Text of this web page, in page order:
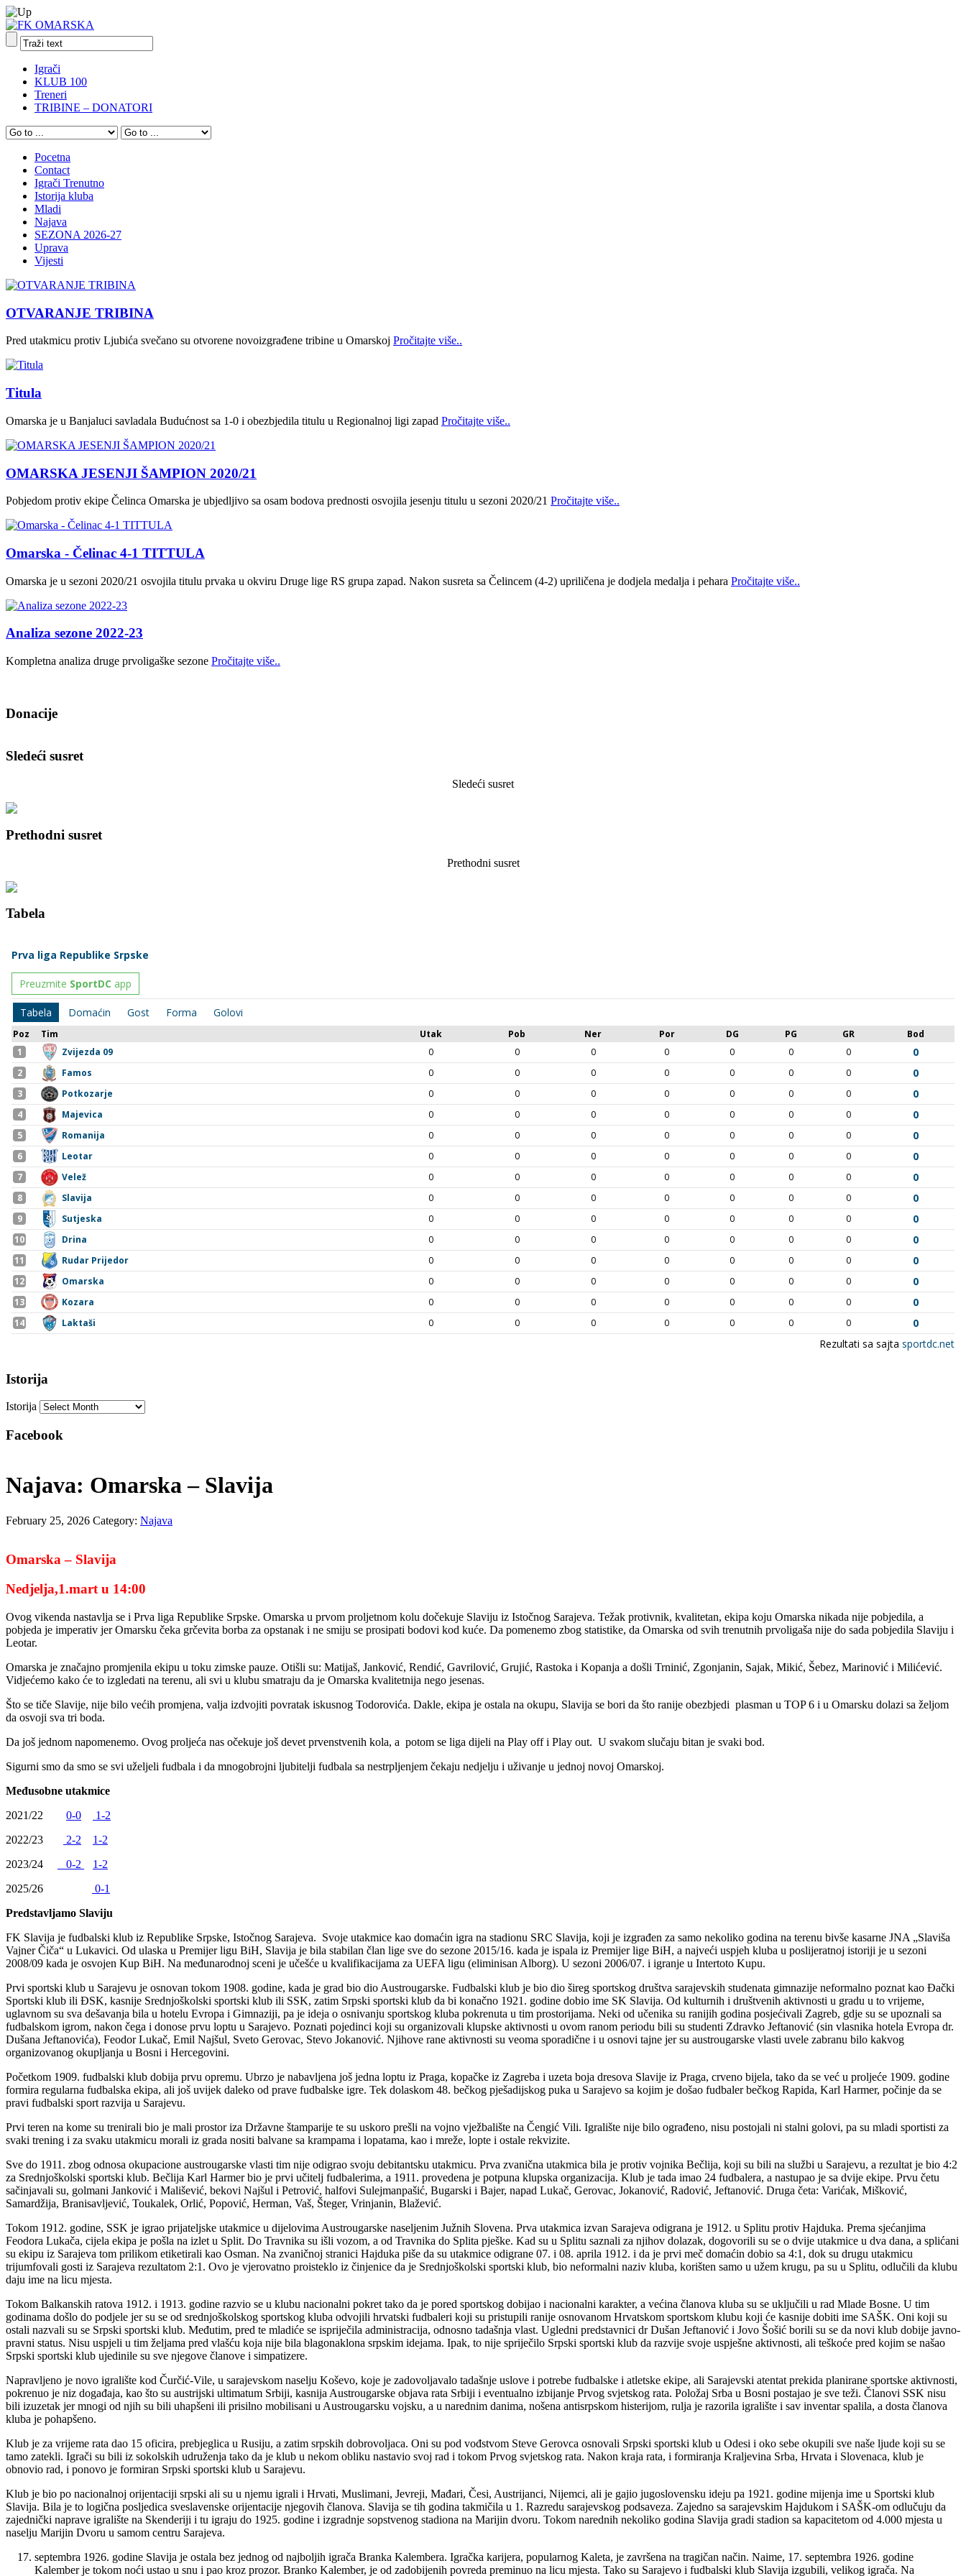
Igrači
KLUB 100
Treneri
TRIBINE – DONATORI
Pocetna
Contact
Igrači Trenutno
Istorija kluba
Mladi
Najava
SEZONA 2026-27
Uprava
Vijesti
OTVARANJE TRIBINA
Pred utakmicu protiv Ljubića svečano su otvorene novoizgrađene tribine u Omarskoj Pročitajte više..
Titula
Omarska je u Banjaluci savladala Budućnost sa 1-0 i obezbjedila titulu u Regionalnoj ligi zapad Pročitajte više..
OMARSKA JESENJI ŠAMPION 2020/21
Pobjedom protiv ekipe Čelinca Omarska je ubjedljivo sa osam bodova prednosti osvojila jesenju titulu u sezoni 2020/21 Pročitajte više..
Omarska - Čelinac 4-1 TITTULA
Omarska je u sezoni 2020/21 osvojila titulu prvaka u okviru Druge lige RS grupa zapad. Nakon susreta sa Čelincem (4-2) upriličena je dodjela medalja i pehara Pročitajte više..
Analiza sezone 2022-23
Kompletna analiza druge prvoligaške sezone Pročitajte više..
Donacije
Sledeći susret
Sledeći susret
Prethodni susret
Prethodni susret
Tabela
Istorija
Istorija
Facebook
Najava: Omarska – Slavija
February 25, 2026 Category: Najava
Omarska – Slavija
Nedjelja,1.mart u 14:00
Ovog vikenda nastavlja se i Prva liga Republike Srpske. Omarska u prvom proljetnom kolu dočekuje Slaviju iz Istočnog Sarajeva. Težak protivnik, kvalitetan, ekipa koju Omarska nikada nije pobjedila, a
pobjeda je imperativ jer Omarsku čeka grčevita borba za opstanak i ne smiju se prosipati bodovi kod kuće. Da pomenemo zbog statistike, da Omarska od svih trenutnih prvoligaša nije do sada pobjedila Slaviju i
Leotar.
Omarska je značajno promjenila ekipu u toku zimske pauze. Otišli su: Matijaš, Janković, Rendić, Gavrilović, Grujić, Rastoka i Kopanja a došli Trninić, Zgonjanin, Sajak, Mikić, Šebez, Marinović i Milićević.
Vidjećemo kako će to izgledati na terenu, ali svi u klubu smatraju da je Omarska kvalitetnija nego jesenas.
Što se tiče Slavije, nije bilo većih promjena, valja izdvojiti povratak iskusnog Todorovića. Dakle, ekipa je ostala na okupu, Slavija se bori da što ranije obezbjedi plasman u TOP 6 i u Omarsku dolazi sa željom
da osvoji sva tri boda.
Da još jednom napomenemo. Ovog proljeća nas očekuje još devet prvenstvenih kola, a potom se liga dijeli na Play off i Play out. U svakom slučaju bitan je svaki bod.
Sigurni smo da smo se svi uželjeli fudbala i da mnogobrojni ljubitelji fudbala sa nestrpljenjem čekaju nedjelju i uživanje u jednoj novoj Omarskoj.
Međusobne utakmice
2021/22 0-0
1-2
2022/23
2-2
1-2
2023/24
0-2
1-2
2025/26
0-1
Predstavljamo Slaviju
FK Slavija je fudbalski klub iz Republike Srpske, Istočnog Sarajeva. Svoje utakmice kao domaćin igra na stadionu SRC Slavija, koji je izgrađen za samo nekoliko godina na terenu bivše kasarne JNA „Slaviša
Vajner Čiča“ u Lukavici. Od ulaska u Premijer ligu BiH, Slavija je bila stabilan član lige sve do sezone 2015/16. kada je ispala iz Premijer lige BiH, a najveći uspjeh kluba u poslijeratnoj istoriji je u sezoni
2008/09 kada je osvojen Kup BiH. Na međunarodnoj sceni je učešće u kvalifikacijama za UEFA ligu (eliminisan Alborg). U sezoni 2006/07. i igranje u Intertoto Kupu.
Prvi sportski klub u Sarajevu je osnovan tokom 1908. godine, kada je grad bio dio Austrougarske. Fudbalski klub je bio dio šireg sportskog društva sarajevskih studenata gimnazije neformalno poznat kao Đački
Sportski klub ili ĐSK, kasnije Srednjoškolski sportski klub ili SSK, zatim Srpski sportski klub da bi konačno 1921. godine dobio ime SK Slavija. Od kulturnih i društvenih aktivnosti u gradu u to vrijeme,
uglavnom su sva dešavanja bila u hotelu Evropa i Gimnaziji, pa je ideja o osnivanju sportskog kluba pokrenuta u tim prostorijama. Neki od učenika su ranijih godina posjećivali Zagreb, gdje su se upoznali sa
fudbalskom igrom, nakon čega i donose prvu loptu u Sarajevo. Poznati pojedinci koji su organizovali klupske aktivnosti u ovom ranom periodu bili su studenti Zdravko Jeftanović (sin vlasnika hotela Evropa dr.
Dušana Jeftanovića), Feodor Lukač, Emil Najšul, Sveto Gerovac, Stevo Jokanović. Nјihove rane aktivnosti su veoma sporadične i u osnovi tajne jer su austrougarske vlasti uvele zabranu bilo kakvog
organizovanog okuplјanja u Bosni i Hercegovini.
Početkom 1909. fudbalski klub dobija prvu opremu. Ubrzo je nabavlјena još jedna loptu iz Praga, kopačke iz Zagreba i uzeta boja dresova Slavije iz Praga, crveno bijela, tako da se već u proljeće 1909. godine
formira regularna fudbalska ekipa, ali još uvijek daleko od prave fudbalske igre. Tek dolaskom 48. bečkog pješadijskog puka u Sarajevo sa kojim je došao fudbaler bečkog Rapida, Karl Harmer, počinje da se
pravi fudbalski sport razvija u Sarajevu.
Prvi teren na kome su trenirali bio je mali prostor iza Državne štamparije te su uskoro prešli na vojno vježbalište na Čengić Vili. Igralište nije bilo ograđeno, nisu postojali ni stalni golovi, pa su mladi sportisti za
svaki trening i za svaku utakmicu morali iz grada nositi balvane sa krampama i lopatama, kao i mreže, lopte i ostale rekvizite.
Sve do 1911. zbog odnosa okupacione austrougarske vlasti tim nije odigrao svoju debitantsku utakmicu. Prva zvanična utakmica bila je protiv vojnika Bečlija, koji su bili na službi u Sarajevu, a rezultat je bio 4:2
za Srednjoškolski sportski klub. Bečlija Karl Harmer bio je prvi učitelј fudbalerima, a 1911. provedena je potpuna klupska organizacija. Klub je tada imao 24 fudbalera, a nastupao je sa dvije ekipe. Prvu četu
sačinjavali su, golmani Janković i Mališević, bekovi Najšul i Petrović, halfovi Sulejmanpašić, Bugarski i Bajer, napad Lukač, Gerovac, Jokanović, Radović, Jeftanović. Druga četa: Varićak, Mišković,
Samardžija, Branisavljević, Toukalek, Orlić, Popović, Herman, Vaš, Šteger, Vrinjanin, Blažević.
Tokom 1912. godine, SSK je igrao prijateljske utakmice u dijelovima Austrougarske naseljenim Južnih Slovena. Prva utakmica izvan Sarajeva odigrana je 1912. u Splitu protiv Hajduka. Prema sjećanjima
Feodora Lukača, cijela ekipa je pošla na izlet u Split. Do Travnika su išli vozom, a od Travnika do Splita pješke. Kad su u Splitu saznali za njihov dolazak, dogovorili su se o dvije utakmice u dva dana, a splićani
su ekipu iz Sarajeva tom prilikom etiketirali kao Osman. Na zvaničnoj stranici Hajduka piše da su utakmice odigrane 07. i 08. aprila 1912. i da je prvi meč domaćin dobio sa 4:1, dok su drugu utakmicu
trijumfovali gosti iz Sarajeva rezultatom 2:1. Ovo je vjerovatno proisteklo iz činjenice da je Srednjoškolski sportski klub, bio neformalni naziv kluba, korišten samo u užem krugu, pa su u Splitu, odlučili da klubu
daju ime na licu mjesta.
Tokom Balkanskih ratova 1912. i 1913. godine razvio se u klubu nacionalni pokret tako da je pored sportskog dobijao i nacionalni karakter, a većina članova kluba su se uključili u rad Mlade Bosne. U tim
godinama došlo do podjele jer su se od srednjoškolskog sportskog kluba odvojili hrvatski fudbaleri koji su pristupili ranije osnovanom Hrvatskom sportskom klubu koji će kasnije dobiti ime SAŠK. Oni koji su
ostali nazvali su se Srpski sportski klub. Međutim, pred te mladiće se ispriječila administracija, odnosno tadašnja vlast. Ugledni predstavnici dr Dušan Jeftanović i Jovo Šošić borili su se da novi klub dobije javno-
pravni status. Nisu uspjeli u tim željama pred vlašću koja nije bila blagonaklona srpskim idejama. Ipak, to nije spriječilo Srpski sportski klub da razvije svoje uspješne aktivnosti, ali teškoće pred kojim se našao
Srpski sportski klub ujedinile su sve njegove članove i simpatizere.
Napravljeno je novo igralište kod Čurčić-Vile, u sarajevskom naselju Koševo, koje je zadovoljavalo tadašnje uslove i potrebe fudbalske i atletske ekipe, ali Sarajevski atentat prekida planirane sportske aktivnosti,
pokrenuo je niz događaja, kao što su austrijski ultimatum Srbiji, kasnija Austrougarske objava rata Srbiji i eventualno izbijanje Prvog svjetskog rata. Položaj Srba u Bosni postajao je sve teži. Članovi SSK nisu
bili izuzetak jer mnogi od njih su bili uhapšeni ili prisilno mobilisani u Austrougarsku vojsku, a u narednim danima, nošena antisrpskom histerijom, rulja je razorila igralište i sav inventar spalila, a dosta članova
kluba je pohapšeno.
Klub je za vrijeme rata dao 15 oficira, prebjeglica u Rusiju, a zatim srpskih dobrovoljaca. Oni su pod vođstvom Steve Gerovca osnovali Srpski sportski klub u Odesi i oko sebe okupili sve naše lјude koji su se
tamo zatekli. Igrači su bili iz sokolskih udruženja tako da je klub u nekom obliku nastavio svoj rad i tokom Prvog svjetskog rata. Nakon kraja rata, i formiranja Kraljevina Srba, Hrvata i Slovenaca, klub je
obnovio rad, i ponovo je formiran Srpski sportski klub u Sarajevu.
Klub je bio po nacionalnoj orijentaciji srpski ali su u njemu igrali i Hrvati, Muslimani, Jevreji, Mađari, Česi, Austrijanci, Nijemci, ali je gajio jugoslovensku ideju pa 1921. godine mijenja ime u Sportski klub
Slavija. Bila je to logična posljedica sveslavenske orijentacije njegovih članova. Slavija se tih godina takmičila u 1. Razredu sarajevskog podsaveza. Zajedno sa sarajevskim Hajdukom i SAŠK-om odlučuju da
zajednički naprave igralište na Skenderiji i tu igraju do 1925. godine i izgradnje sopstvenog stadiona na Marijin dvoru. Tokom narednih nekoliko godina Slavija gradi stadion sa kapacitetom od 4.000 mjesta u
naselju Marijin Dvoru u samom centru Sarajeva.
septembra 1926. godine Slavija je ostala bez jednog od najboljih igrača Branka Kalembera. Igračka karijera, popularnog Kaleta, je završena na tragičan način. Naime, 17. septembra 1926. godine
Kalember je tokom noći ustao u snu i pao kroz prozor. Branko Kalember, je od zadobijenih povreda preminuo na licu mjesta. Tako su Sarajevo i fudbalski klub Slavija izgubili, velikog igrača. Na